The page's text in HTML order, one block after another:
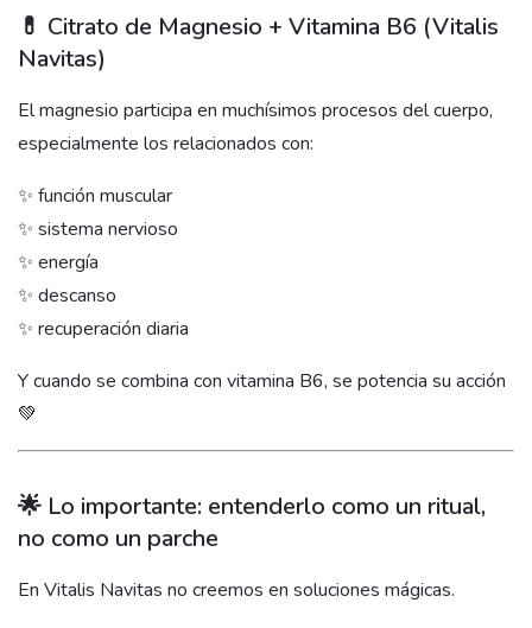
💊 Citrato de Magnesio + Vitamina B6 (Vitalis
Navitas)
El magnesio participa en muchísimos procesos del cuerpo,
especialmente los relacionados con:
✨ función muscular
✨ sistema nervioso
✨ energía
✨ descanso
✨ recuperación diaria
Y cuando se combina con vitamina B6, se potencia su acción
💚
🌟 Lo importante: entenderlo como un ritual,
no como un parche
En Vitalis Navitas no creemos en soluciones mágicas.